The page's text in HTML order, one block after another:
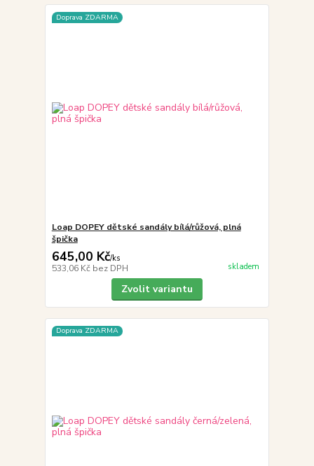
Doprava ZDARMA
Loap DOPEY dětské sandály bílá/růžová, plná
špička
645,00 Kč/ks
533,06 Kč bez DPH skladem
Zvolit variantu
Doprava ZDARMA